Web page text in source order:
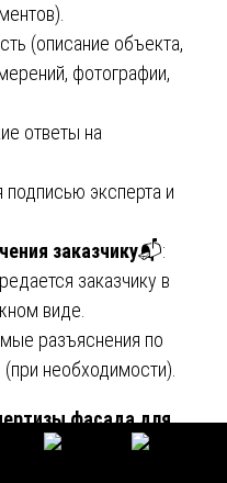
(описание объекта,
фотографии,
ответы на
эксперта и
заказчику📬:
заказчику в
виде.
разъяснения по
необходимости).
фасада для